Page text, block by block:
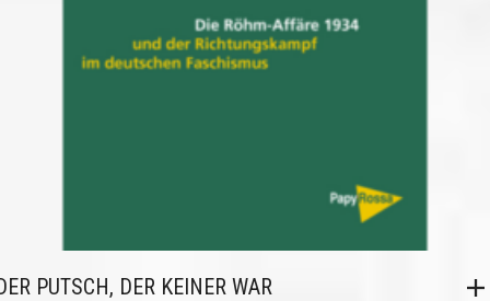
PUTSCH, DER KEINER WAR